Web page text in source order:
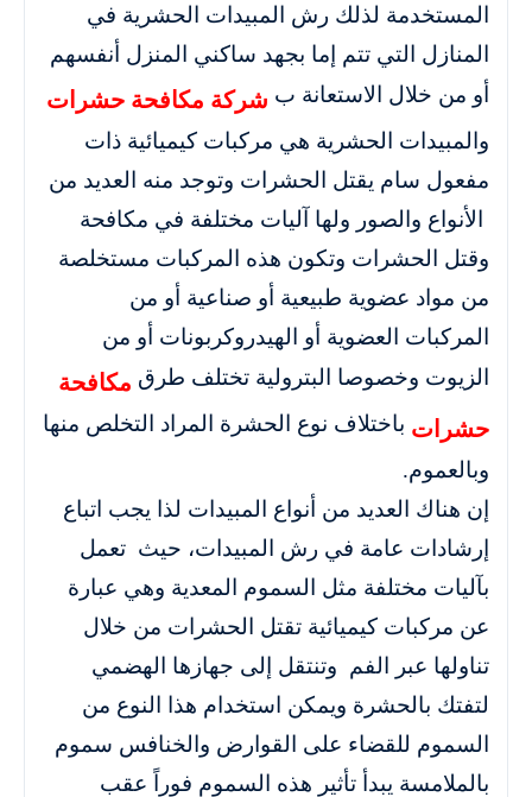
المستخدمة لذلك رش المبيدات الحشرية في
المنازل التي تتم إما بجهد ساكني المنزل أنفسهم
أو من خلال الاستعانة ب شركة مكافحة حشرات
والمبيدات الحشرية هي مركبات كيميائية ذات
مفعول سام يقتل الحشرات وتوجد منه العديد من
الأنواع والصور ولها آليات مختلفة في مكافحة
وقتل الحشرات وتكون هذه المركبات مستخلصة
من مواد عضوية طبيعية أو صناعية أو من
المركبات العضوية أو الهيدروكربونات أو من
الزيوت وخصوصا البترولية تختلف طرق مكافحة
حشرات باختلاف نوع الحشرة المراد التخلص منها
وبالعموم.
إن هناك العديد من أنواع المبيدات لذا يجب اتباع
إرشادات عامة في رش المبيدات، حيث تعمل
بآليات مختلفة مثل السموم المعدية وهي عبارة
عن مركبات كيميائية تقتل الحشرات من خلال
تناولها عبر الفم وتنتقل إلى جهازها الهضمي
لتفتك بالحشرة ويمكن استخدام هذا النوع من
السموم للقضاء على القوارض والخنافس سموم
بالملامسة يبدأ تأثير هذه السموم فوراً عقب